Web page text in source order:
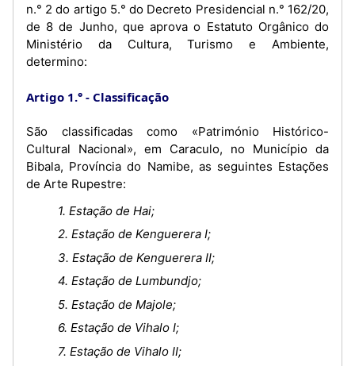
n.° 2 do artigo 5.° do Decreto Presidencial n.° 162/20,
de 8 de Junho, que aprova o Estatuto Orgânico do
Ministério da Cultura, Turismo e Ambiente,
determino:
Artigo 1.° Classificação
São classificadas como «Património Histórico-
Cultural Nacional», em Caraculo, no Município da
Bibala, Província do Namibe, as seguintes Estações
de Arte Rupestre:
1. Estação de Hai;
2. Estação de Kenguerera I;
3. Estação de Kenguerera II;
4. Estação de Lumbundjo;
5. Estação de Majole;
6. Estação de Vihalo I;
7. Estação de Vihalo II;